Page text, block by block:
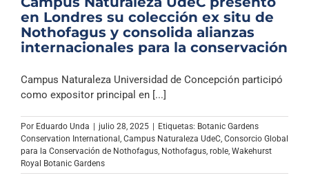
en Londres su colección ex situ de
Nothofagus y consolida alianzas
internacionales para la conservación
Campus Naturaleza Universidad de Concepción participó
como expositor principal en [...]
Por Eduardo Unda | julio 28, 2025 | Etiquetas: Botanic Gardens
Conservation International Campus Naturaleza UdeC Consorcio Global
para la Conservación de Nothofagus Nothofagus roble Wakehurst
Royal Botanic Gardens